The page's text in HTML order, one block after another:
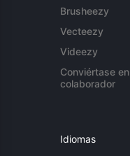
Brusheezy
Vecteezy
Videezy
Conviértase en
colaborador
Idiomas